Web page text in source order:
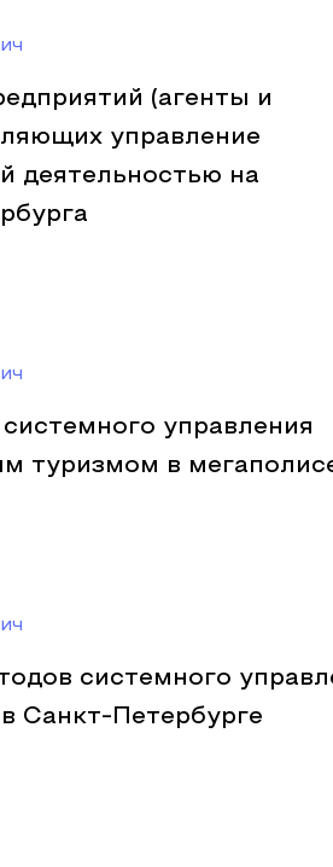
(агенты и
управление
деятельностью на
управления
туризмом в
системного
Санкт-Петербурге